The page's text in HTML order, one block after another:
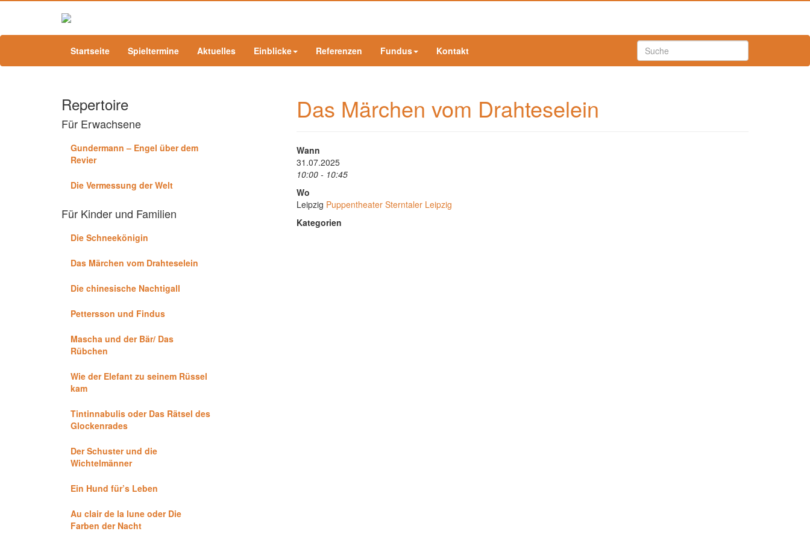
Startseite Spieltermine Aktuelles Einblicke Referenzen Fundus Kontakt
Repertoire
Für Erwachsene
Gundermann – Engel über dem
Revier
Die Vermessung der Welt
Für Kinder und Familien
Die Schneekönigin
Das Märchen vom Drahteselein
Die chinesische Nachtigall
Pettersson und Findus
Mascha und der Bär/ Das
Rübchen
Wie der Elefant zu seinem Rüssel
kam
Tintinnabulis oder Das Rätsel des
Glockenrades
Der Schuster und die
Wichtelmänner
Ein Hund für’s Leben
Au clair de la lune oder Die
Farben der Nacht
Das Märchen vom Drahteselein
Wann
31.07.2025
10:00 - 10:45
Wo
Leipzig Puppentheater Sterntaler Leipzig
Kategorien